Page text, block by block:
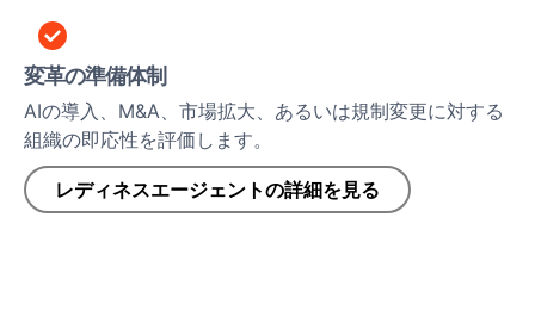
変革の準備体制
AIの導入、M&A、市場拡大、あるいは規制変更に対する
組織の即応性を評価します。
レディネスエージェントの詳細を見る